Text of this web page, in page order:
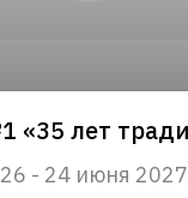
- 24 июня 2027